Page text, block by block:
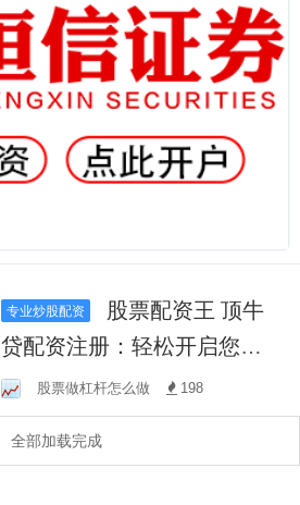
专业炒股配资
贷配资注册：轻松开启您的
投资之路
股票做杠杆怎么做 198
全部加载完成